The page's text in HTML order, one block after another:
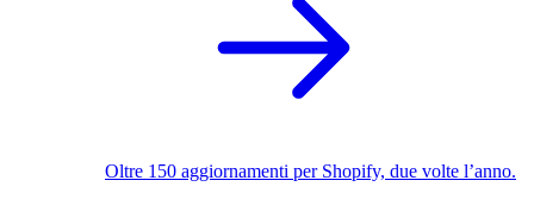
Oltre 150 aggiornamenti per Shopify, due volte l’anno.